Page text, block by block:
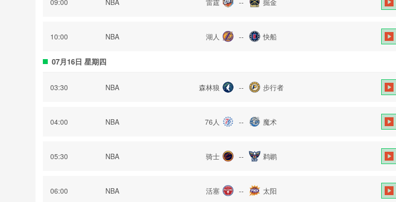
09:00 NBA 雷霆 -- 掘金
10:00 NBA 湖人 -- 快船
07月16日 星期四
03:30 NBA 森林狼 -- 步行者
04:00 NBA 76人 -- 魔术
05:30 NBA 骑士 -- 鹈鹕
06:00 NBA 活塞 -- 太阳